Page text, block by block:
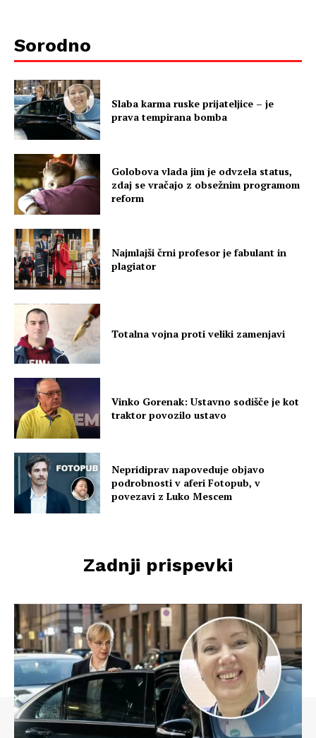
Sorodno
Slaba karma ruske prijateljice – je
prava tempirana bomba
Golobova vlada jim je odvzela status,
zdaj se vračajo z obsežnim programom
reform
Najmlajši črni profesor je fabulant in
plagiator
Totalna vojna proti veliki zamenjavi
Vinko Gorenak: Ustavno sodišče je kot
traktor povozilo ustavo
Nepridiprav napoveduje objavo
podrobnosti v aferi Fotopub, v
povezavi z Luko Mescem
Zadnji prispevki